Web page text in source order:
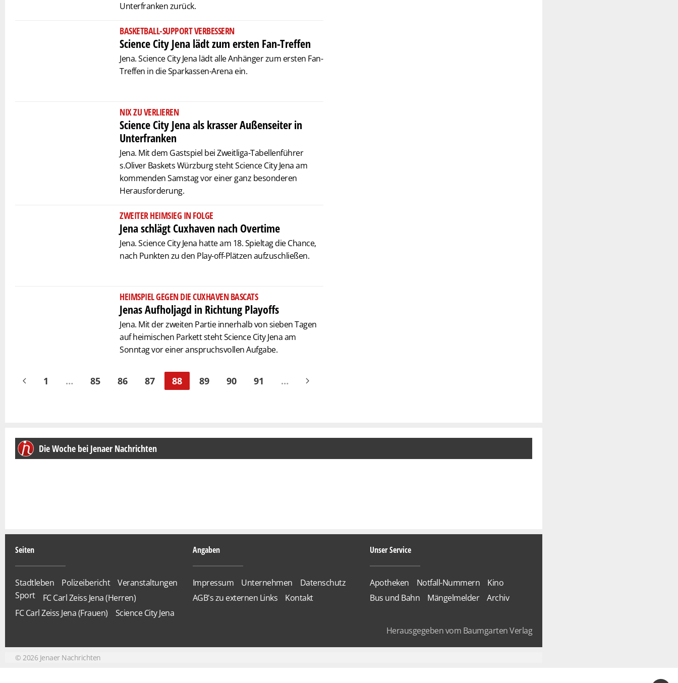
Unterfranken zurück.
BASKETBALL-SUPPORT VERBESSERN
Science City Jena lädt zum ersten Fan-Treffen
Jena. Science City Jena lädt alle Anhänger zum ersten Fan-
Treffen in die Sparkassen-Arena ein.
NIX ZU VERLIEREN
Science City Jena als krasser Außenseiter in
Unterfranken
Jena. Mit dem Gastspiel bei Zweitliga-Tabellenführer
s.Oliver Baskets Würzburg steht Science City Jena am
kommenden Samstag vor einer ganz besonderen
Herausforderung.
ZWEITER HEIMSIEG IN FOLGE
Jena schlägt Cuxhaven nach Overtime
Jena. Science City Jena hatte am 18. Spieltag die Chance,
nach Punkten zu den Play-off-Plätzen aufzuschließen.
HEIMSPIEL GEGEN DIE CUXHAVEN BASCATS
Jenas Aufholjagd in Richtung Playoffs
Jena. Mit der zweiten Partie innerhalb von sieben Tagen
auf heimischen Parkett steht Science City Jena am
Sonntag vor einer anspruchsvollen Aufgabe.
1 … 85 86 87 88 89 90 91 …
Die Woche bei Jenaer Nachrichten
Seiten
Stadtleben Polizeibericht
Veranstaltungen
Sport
FC Carl Zeiss Jena (Herren)
FC Carl Zeiss Jena (Frauen)
Science City Jena
Angaben
Impressum Unternehmen
Datenschutz
AGB's zu externen Links
Kontakt
Unser Service
Apotheken Notfall-Nummern
Kino
Bus und Bahn
Mängelmelder Archiv
Herausgegeben vom Baumgarten Verlag
© 2026Jenaer Nachrichten